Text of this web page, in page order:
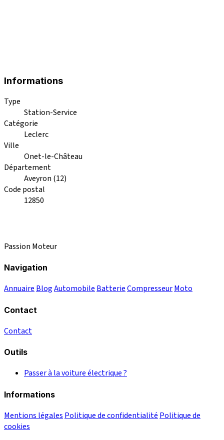
Informations
Type
Station-Service
Catégorie
Leclerc
Ville
Onet-le-Château
Département
Aveyron (12)
Code postal
12850
Passion Moteur
Navigation
Annuaire BlogAutomobile BatterieCompresseurMoto
Contact
Contact
Outils
Passer à la voiture électrique ?
Informations
Mentions légales Politique de confidentialité Politique de
cookies